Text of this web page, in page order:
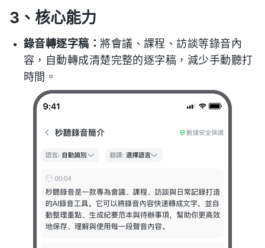
3、核心能力
錄音轉逐字稿：將會議、課程、訪談等錄音內
容，自動轉成清楚完整的逐字稿，減少手動聽打
時間。